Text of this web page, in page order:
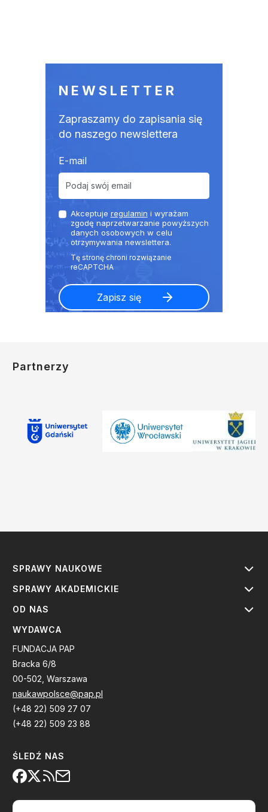
NEWSLETTER
Zapraszamy do zapisania się
do naszego newslettera
E-mail
Akceptuje regulamin i wyrażam
zgodę naprzetwarzanie powyższych
danych osobowych w celu
otrzymywania newslettera.
Partnerzy
SPRAWY NAUKOWE
SPRAWY AKADEMICKIE
OD NAS
WYDAWCA
FUNDACJA PAP
Bracka 6/8
00-502, Warszawa
naukawpolsce@pap.pl
(+48 22) 509 27 07
(+48 22) 509 23 88
ŚLEDŹ NAS